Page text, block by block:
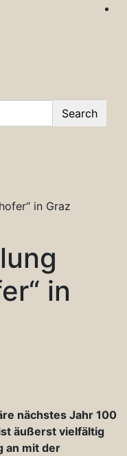
Search
in Graz
in
nächstes Jahr 100
äußerst vielfältig
an mit der